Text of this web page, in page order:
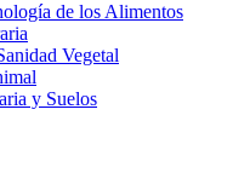
de los Alimentos
Vegetal
y Suelos